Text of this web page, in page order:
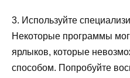
3. Используйте
Некоторые программы
ярлыков, которые
способом. Попробуйте